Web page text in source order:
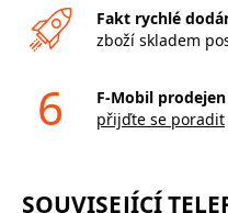
Fakt rychlé
zboží skladem
6
F-Mobil prodejen
přijďte se poradit
SOUVISEJÍCÍ